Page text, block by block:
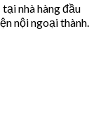
nhà hàng đầu
nội ngoại thành.